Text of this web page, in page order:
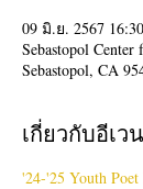
09 มิ.ย. 2567
Sebastopol
Sebastopol, CA
เกี่ยวกับอีเว
'24-'25 Youth